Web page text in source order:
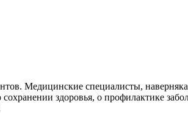
Медицинские специалисты,
здоровья, о профилактике